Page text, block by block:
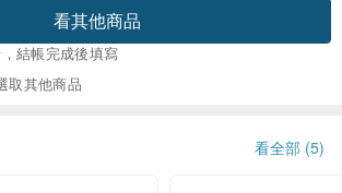
看其他商品
，結帳完成後填寫
取其他商品
看全部 (5)